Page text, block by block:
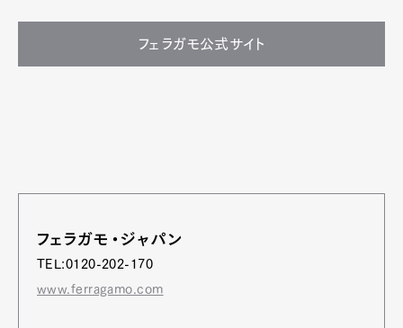
フェラガモ公式サイト
フェラガモ・ジャパン
TEL:0120-202-170
www.ferragamo.com